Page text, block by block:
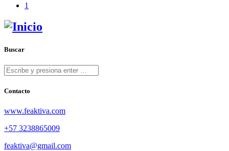
1
Buscar
Contacto
www.feaktiva.com
+57 3238865009
feaktiva@gmail.com